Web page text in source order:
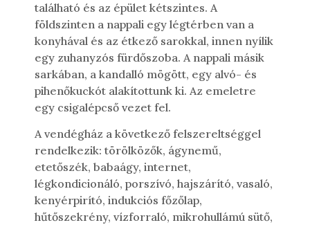
található és az épület kétszintes. A
földszinten a nappali egy légtérben van a
konyhával és az étkező sarokkal, innen nyílik
egy zuhanyzós fürdőszoba. A nappali másik
sarkában, a kandalló mögött, egy alvó- és
pihenőkuckót alakítottunk ki. Az emeletre
egy csigalépcső vezet fel.
A vendégház a következő felszereltséggel
rendelkezik: törölközők, ágynemű,
etetőszék, babaágy, internet,
légkondicionáló, porszívó, hajszárító, vasaló,
kenyérpirító, indukciós főzőlap,
hűtőszekrény, vízforraló, mikrohullámú sütő,